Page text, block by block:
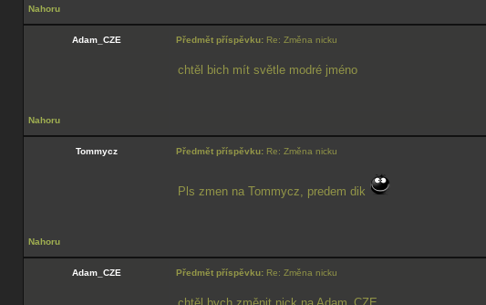
Nahoru
Adam_CZE Předmět příspěvku: Re: Změna nicku
chtěl bich mít světle modré jméno
Nahoru
Tommycz Předmět příspěvku: Re: Změna nicku
Pls zmen na Tommycz, predem dik
Nahoru
Adam_CZE Předmět příspěvku: Re: Změna nicku